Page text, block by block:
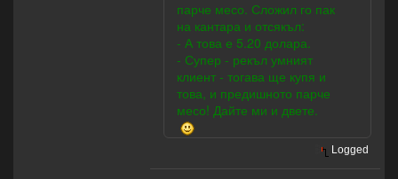
парче месо. Сложил го пак
на кантара и отсякъл:
- А това е 5.20 долара.
- Супер - рекъл умният
клиент - тогава ще купя и
това, и предишното парче
месо! Дайте ми и двете.
Logged